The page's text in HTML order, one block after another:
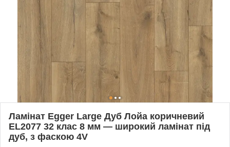
Ламінат Egger Large Дуб Лойа коричневий
EL2077 32 клас 8 мм — широкий ламінат під
дуб, з фаскою 4V